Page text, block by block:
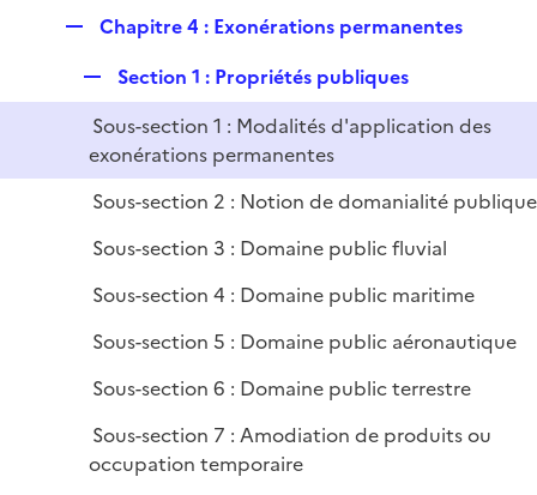
p
l
e
r
Chapitre 4 : Exonérations permanentes
e
p
l
r
Section 1 : Propriétés publiques
Sous-section 1 : Modalités d'application des
exonérations permanentes
Sous-section 2 : Notion de domanialité publique
Sous-section 3 : Domaine public fluvial
Sous-section 4 : Domaine public maritime
Sous-section 5 : Domaine public aéronautique
Sous-section 6 : Domaine public terrestre
Sous-section 7 : Amodiation de produits ou
occupation temporaire